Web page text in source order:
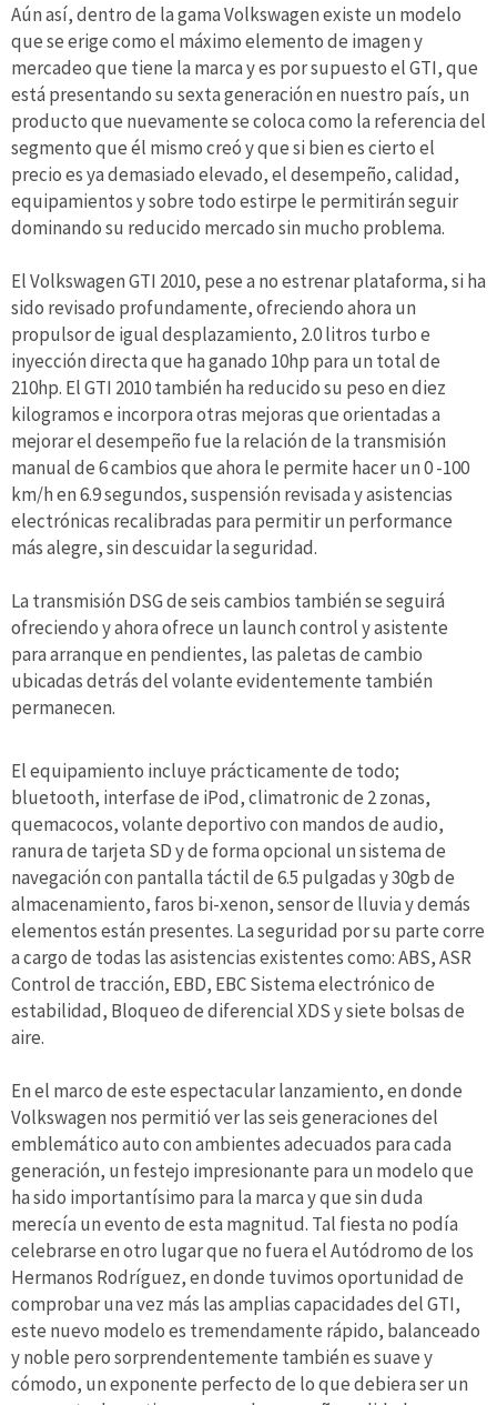
Aún así, dentro de la gama Volkswagen existe un modelo
que se erige como el máximo elemento de imagen y
mercadeo que tiene la marca y es por supuesto el GTI, que
está presentando su sexta generación en nuestro país, un
producto que nuevamente se coloca como la referencia del
segmento que él mismo creó y que si bien es cierto el
precio es ya demasiado elevado, el desempeño, calidad,
equipamientos y sobre todo estirpe le permitirán seguir
dominando su reducido mercado sin mucho problema.
El Volkswagen GTI 2010, pese a no estrenar plataforma, si ha
sido revisado profundamente, ofreciendo ahora un
propulsor de igual desplazamiento, 2.0 litros turbo e
inyección directa que ha ganado 10hp para un total de
210hp. El GTI 2010 también ha reducido su peso en diez
kilogramos e incorpora otras mejoras que orientadas a
mejorar el desempeño fue la relación de la transmisión
manual de 6 cambios que ahora le permite hacer un 0 -100
km/h en 6.9 segundos, suspensión revisada y asistencias
electrónicas recalibradas para permitir un performance
más alegre, sin descuidar la seguridad.
La transmisión DSG de seis cambios también se seguirá
ofreciendo y ahora ofrece un launch control y asistente
para arranque en pendientes, las paletas de cambio
ubicadas detrás del volante evidentemente también
permanecen.
El equipamiento incluye prácticamente de todo;
bluetooth, interfase de iPod, climatronic de 2 zonas,
quemacocos, volante deportivo con mandos de audio,
ranura de tarjeta SD y de forma opcional un sistema de
navegación con pantalla táctil de 6.5 pulgadas y 30gb de
almacenamiento, faros bi-xenon, sensor de lluvia y demás
elementos están presentes. La seguridad por su parte corre
a cargo de todas las asistencias existentes como: ABS, ASR
Control de tracción, EBD, EBC Sistema electrónico de
estabilidad, Bloqueo de diferencial XDS y siete bolsas de
aire.
En el marco de este espectacular lanzamiento, en donde
Volkswagen nos permitió ver las seis generaciones del
emblemático auto con ambientes adecuados para cada
generación, un festejo impresionante para un modelo que
ha sido importantísimo para la marca y que sin duda
merecía un evento de esta magnitud. Tal fiesta no podía
celebrarse en otro lugar que no fuera el Autódromo de los
Hermanos Rodríguez, en donde tuvimos oportunidad de
comprobar una vez más las amplias capacidades del GTI,
este nuevo modelo es tremendamente rápido, balanceado
y noble pero sorprendentemente también es suave y
cómodo, un exponente perfecto de lo que debiera ser un